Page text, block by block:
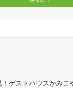
ゲストハウスかみこ